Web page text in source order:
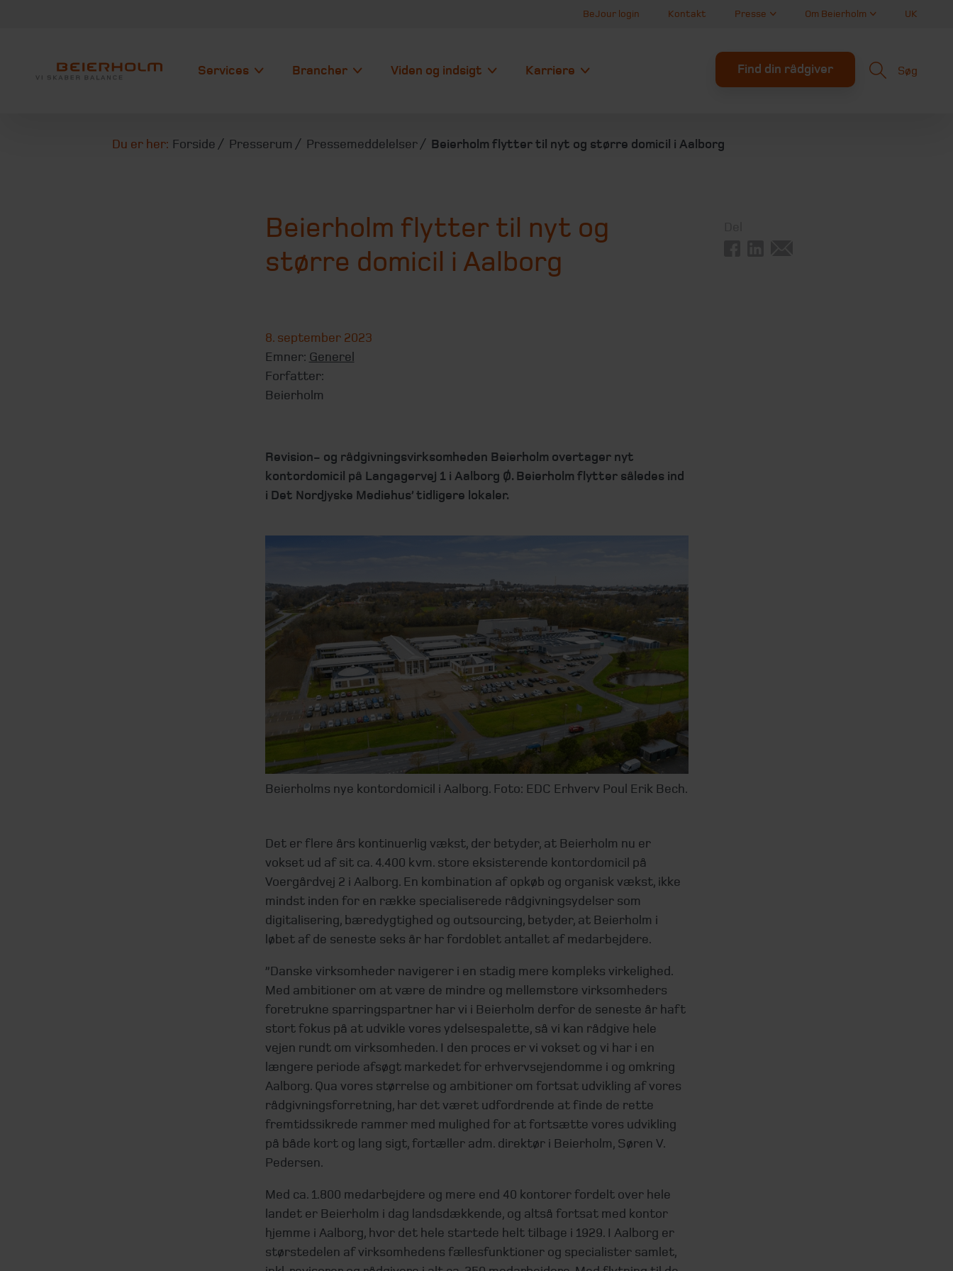
BeJour login Kontakt Presse Om Beierholm UK
Services Brancher Viden og indsigt Karriere Find din rådgiver Søg
Du er her: Forside Presserum Pressemeddelelser Beierholm flytter til nyt og større domicil i Aalborg
Beierholm flytter til nyt og
større domicil i Aalborg
8. september 2023
Emner: Generel
Forfatter:
Beierholm
Revision- og rådgivningsvirksomheden Beierholm overtager nyt
kontordomicil på Langagervej 1 i Aalborg Ø. Beierholm flytter således ind
i Det Nordjyske Mediehus’ tidligere lokaler.
Beierholms nye kontordomicil i Aalborg. Foto: EDC Erhverv Poul Erik Bech.
Det er flere års kontinuerlig vækst, der betyder, at Beierholm nu er
vokset ud af sit ca. 4.400 kvm. store eksisterende kontordomicil på
Voergårdvej 2 i Aalborg. En kombination af opkøb og organisk vækst, ikke
mindst inden for en række specialiserede rådgivningsydelser som
digitalisering, bæredygtighed og outsourcing, betyder, at Beierholm i
løbet af de seneste seks år har fordoblet antallet af medarbejdere.
”Danske virksomheder navigerer i en stadig mere kompleks virkelighed.
Med ambitioner om at være de mindre og mellemstore virksomheders
foretrukne sparringspartner har vi i Beierholm derfor de seneste år haft
stort fokus på at udvikle vores ydelsespalette, så vi kan rådgive hele
vejen rundt om virksomheden. I den proces er vi vokset og vi har i en
længere periode afsøgt markedet for erhvervsejendomme i og omkring
Aalborg. Qua vores størrelse og ambitioner om fortsat udvikling af vores
rådgivningsforretning, har det været udfordrende at finde de rette
fremtidssikrede rammer med mulighed for at fortsætte vores udvikling
på både kort og lang sigt, fortæller adm. direktør i Beierholm, Søren V.
Pedersen.
Med ca. 1.800 medarbejdere og mere end 40 kontorer fordelt over hele
landet er Beierholm i dag landsdækkende, og altså fortsat med kontor
hjemme i Aalborg, hvor det hele startede helt tilbage i 1929. I Aalborg er
størstedelen af virksomhedens fællesfunktioner og specialister samlet,